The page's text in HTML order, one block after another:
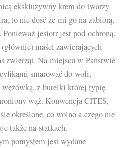
ekskluzywny krem do twarzy
to nie dość że mi go na zabiorą,
Ponieważ jesiotr jest pod ochroną.
maści zawierających
zwierząt. Na miejscu w Państwie
smarować do woli,
z butelki której łypię
wąż. Konwencja CITES,
określone, co wolno a czego nie
także na statkach.
pomysłem jest wydane